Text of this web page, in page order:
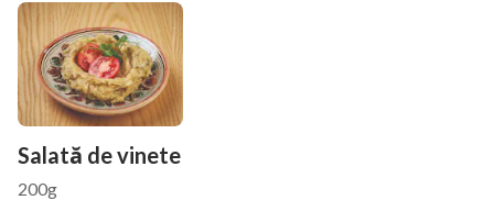
Salată de vinete
200g